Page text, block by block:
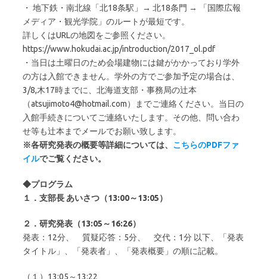
・ 地下鉄・南北線「北18条駅」→ 北18条門 → 「国際広報
メディア・観光学院」のルートが最短です。
詳しくはURLの地図をご参照ください。
https://www.hokudai.ac.jp/introduction/2017_ol.pdf
・当日は土曜日のため会場建物には鍵がかかっており学外
の方は入館できません。学外の方でご参加予定の場合は、
3/8,木17時までに、北海道支部・事務局の辻本
（atsujimoto4@hotmail.com）までご連絡ください。当日の
入館手続きについてご連絡いたします。その他、問い合わ
せ等も辻本までメールでお願い致します。
※各研究発表の概要等詳細については、 こちらのPDFファ
イルでご覧ください。
◆プログラム
１．支部長 あいさつ（13:00～13:05）
２．研究発表（13:05～16:26）
発表：12分、 質疑応答：5分、 交代：1分 以下、「発表
タイトル」、「発表者」、「発表概要」の順に記載。
（１）13:05～13:22